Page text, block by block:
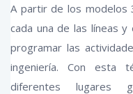
A partir de los modelos
cada una de las líneas
programar las
ingeniería. Con esta
diferentes lugares